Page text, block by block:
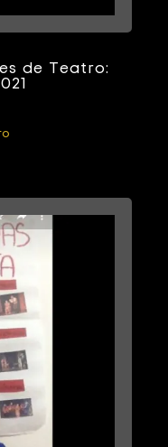
de Teatro: